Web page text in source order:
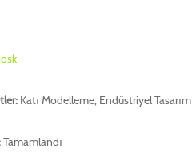
Katı Modelleme, Endüstriyel Tasarım
Tamamlandı